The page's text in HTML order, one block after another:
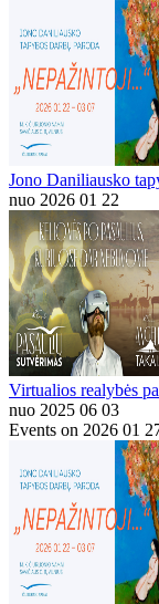
Jono Daniliausko
nuo 2026 01 22
Virtualios realybės
nuo 2025 06 03
Events on 2026 01